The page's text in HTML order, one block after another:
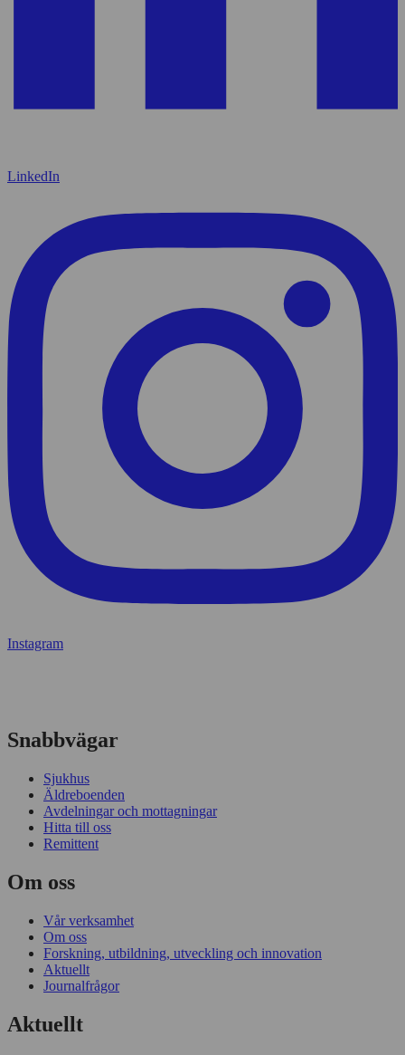
LinkedIn
Instagram
Snabbvägar
Sjukhus
Äldreboenden
Avdelningar och mottagningar
Hitta till oss
Remittent
Om oss
Vår verksamhet
Om oss
Forskning, utbildning, utveckling och innovation
Aktuellt
Journalfrågor
Aktuellt